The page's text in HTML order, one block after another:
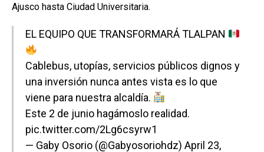
Ajusco hasta Ciudad Universitaria.
EL EQUIPO QUE TRANSFORMARÁ TLALPAN
Cablebus, utopías, servicios públicos dignos y
una inversión nunca antes vista es lo que
viene para nuestra alcaldía.
Este 2 de junio hagámoslo realidad.
pic.twitter.com/2Lg6csyrw1
— Gaby Osorio (@Gabyosoriohdz) April 23,